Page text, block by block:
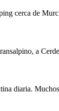
cerca de
a
diaria.